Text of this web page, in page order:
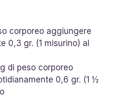
corporeo aggiungere
0,3 gr. (1 misurino) al
di peso corporeo
0,6 gr. (1 ½